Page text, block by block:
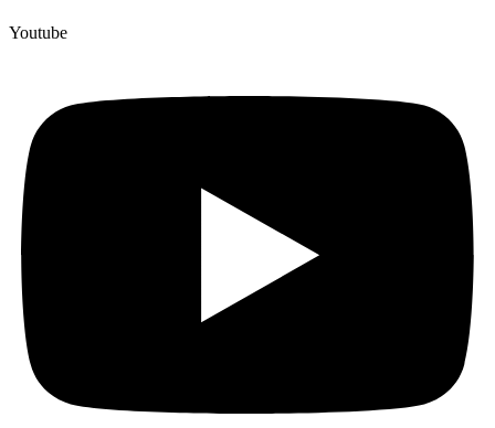
Youtube